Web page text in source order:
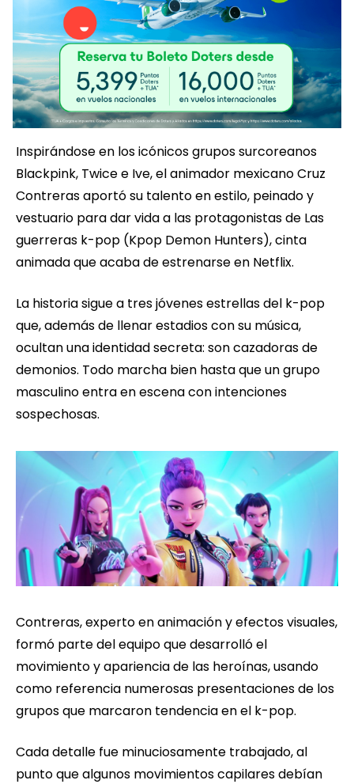
Inspirándose en los icónicos grupos surcoreanos
Blackpink, Twice e Ive, el animador mexicano Cruz
Contreras aportó su talento en estilo, peinado y
vestuario para dar vida a las protagonistas de Las
guerreras k-pop (Kpop Demon Hunters), cinta
animada que acaba de estrenarse en Netflix.
La historia sigue a tres jóvenes estrellas del k-pop
que, además de llenar estadios con su música,
ocultan una identidad secreta: son cazadoras de
demonios. Todo marcha bien hasta que un grupo
masculino entra en escena con intenciones
sospechosas.
Contreras, experto en animación y efectos visuales,
formó parte del equipo que desarrolló el
movimiento y apariencia de las heroínas, usando
como referencia numerosas presentaciones de los
grupos que marcaron tendencia en el k-pop.
Cada detalle fue minuciosamente trabajado, al
punto que algunos movimientos capilares debían